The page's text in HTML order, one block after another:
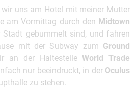
uns am Hotel mit meiner Mutter
am Vormittag durch den Midtown
Stadt gebummelt sind, und fahren
mit der Subway zum Ground
an der HaltestelleWorld Trade
nur beeindruckt, in der Oculus
zu stehen.